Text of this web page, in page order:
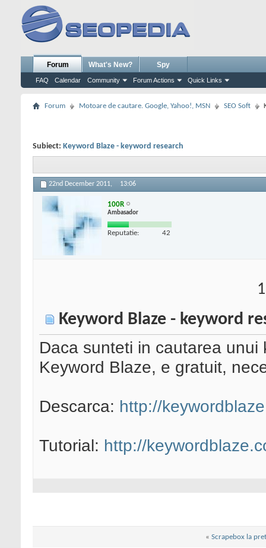
Forum
FAQ Calendar Community Forum Actions Quick Links
What's New? Spy
Forum Motoare de cautare. Google, Yahoo!, MSN SEO Soft
Subiect: Keyword Blaze - keyword research
22nd December 2011, 13:06
100R
Ambasador
Reputatie: 42
Keyword Blaze - keyword
Daca sunteti in cautarea
Keyword Blaze, e gratuit,
Descarca: http://
Tutorial: http://
« Scrapebox la